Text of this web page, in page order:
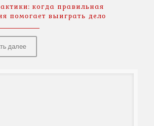
когда правильная
помогает выиграть дело
далее